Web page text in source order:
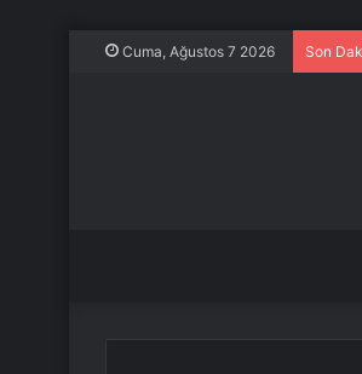
Cuma, Ağustos 7 2026 Son